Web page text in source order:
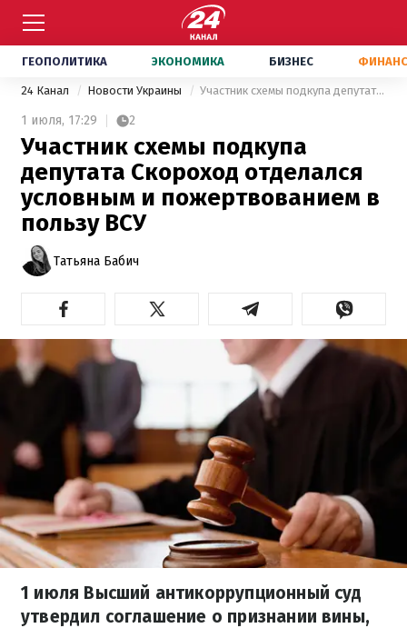
ГЕОПОЛИТИКА ЭКОНОМИКА БИЗНЕС
24 Канал Новости Украины Участник схемы подкупа депутата Скороход отделался условным и пожертвованием в пользу ВСУ
1 июля, 17:29 2
Участник схемы подкупа
депутата Скороход отделался
условным и пожертвованием в
пользу ВСУ
Татьяна Бабич
1 июля Высший антикоррупционный суд
утвердил соглашение о признании вины,